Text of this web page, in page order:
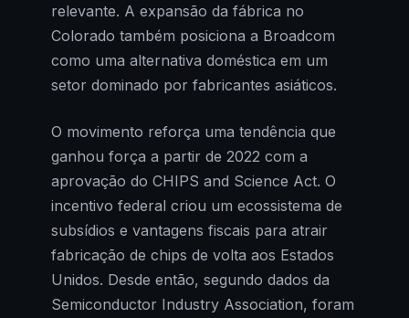
relevante. A expansão da fábrica no
Colorado também posiciona a Broadcom
como uma alternativa doméstica em um
setor dominado por fabricantes asiáticos.
O movimento reforça uma tendência que
ganhou força a partir de 2022 com a
aprovação do CHIPS and Science Act. O
incentivo federal criou um ecossistema de
subsídios e vantagens fiscais para atrair
fabricação de chips de volta aos Estados
Unidos. Desde então, segundo dados da
Semiconductor Industry Association, foram